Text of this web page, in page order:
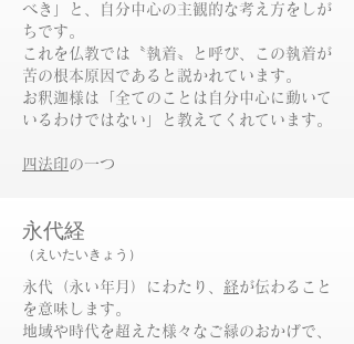
べき」と、自分中心の主観的な考え方をしが
ちです。
これを仏教では〝執着〟と呼び、この執着が
苦の根本原因であると説かれています。
お釈迦様は「 全てのことは自分中心に動いて
いるわけではない」と教えてくれています。
四法印の一つ
永代経
（えいたいきょう）
永代（永い年月）にわたり、 経が伝わること
を意味します。
地域や時代を超えた様々なご縁のおかげで、